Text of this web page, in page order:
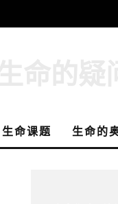
生命课题 生命的